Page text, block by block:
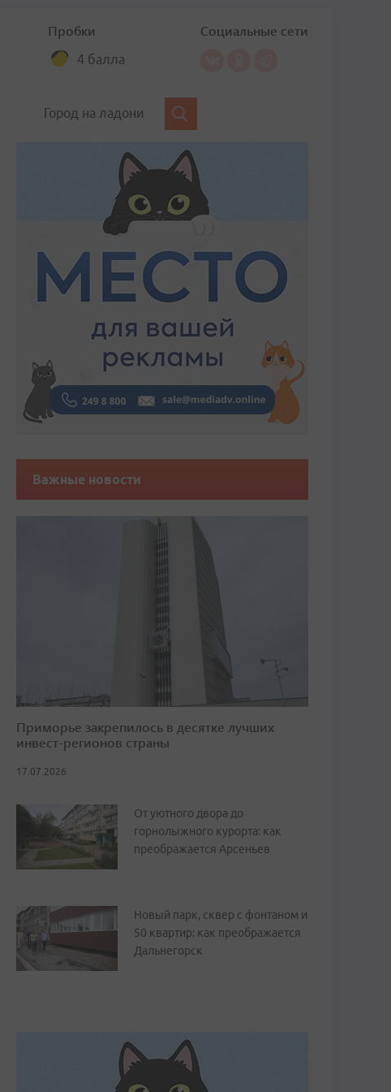
Пробки
4 балла
Социальные сети
Город на ладони
Важные новости
Приморье закрепилось в десятке лучших
инвест-регионов страны
17.07.2026
От уютного двора до
горнолыжного курорта: как
преображается Арсеньев
Новый парк, сквер с фонтаном и
50 квартир: как преображается
Дальнегорск